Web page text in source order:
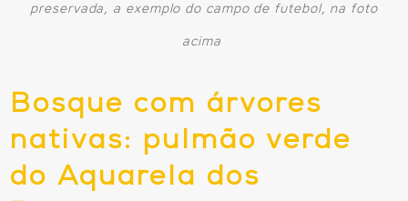
preservada, a exemplo do campo de futebol, na foto
acima
Bosque com árvores
nativas: pulmão verde
do Aquarela dos